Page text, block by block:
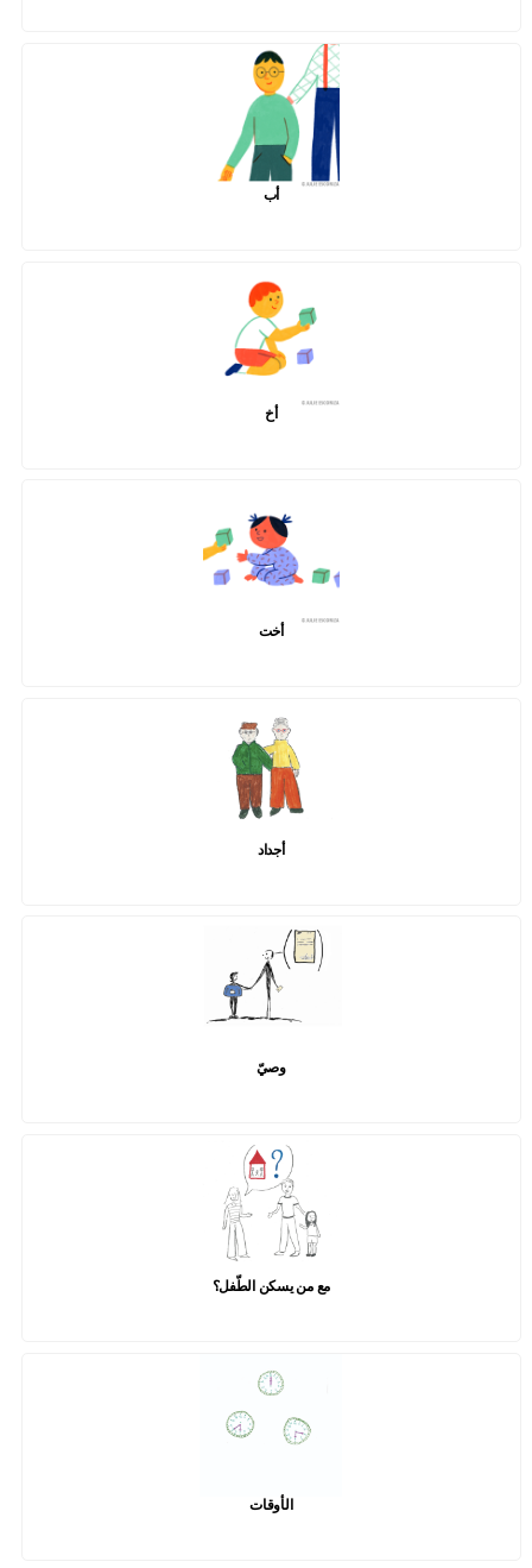
أب
أخ
أخت
أجداد
وصيّ
مع من يسكن الطّفل؟
الأوقات